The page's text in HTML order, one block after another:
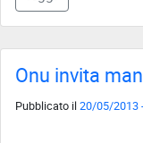
Onu invita
Pubblicato il20/05/2013